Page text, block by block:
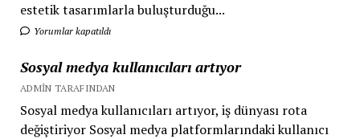
estetik tasarımlarla buluşturduğu...
Yorumlar kapatıldı
Sosyal medya kullanıcıları artıyor
ADMIN TARAFINDAN
Sosyal medya kullanıcıları artıyor, iş dünyası rota
değiştiriyor Sosyal medya platformlarındaki kullanıcı